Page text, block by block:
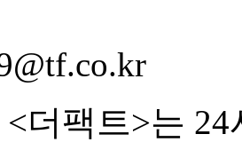
<더팩트>는